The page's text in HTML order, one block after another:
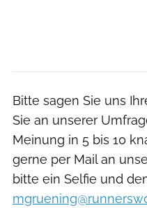
Bitte sagen Sie uns
Sie an unserer
Meinung in 5 bis 10
gerne per Mail an
bitte ein Selfie und